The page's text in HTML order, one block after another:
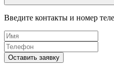
Введите контакты и номер
Оставить заявку